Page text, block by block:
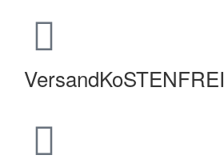
VersandKoSTENFREI